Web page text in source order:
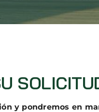
y pondremos en